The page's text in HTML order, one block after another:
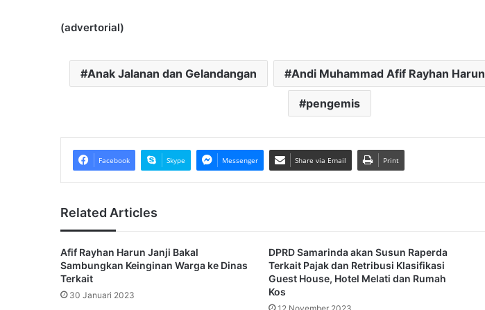
(advertorial)
Anak Jalanan dan Gelandangan Andi Muhammad Afif Rayhan Harun
pengemis
Facebook Skype Messenger Share via Email Print
Related Articles
Afif Rayhan Harun Janji Bakal
Sambungkan Keinginan Warga ke Dinas
Terkait
30 Januari 2023
DPRD Samarinda akan Susun Raperda
Terkait Pajak dan Retribusi Klasifikasi
Guest House, Hotel Melati dan Rumah
Kos